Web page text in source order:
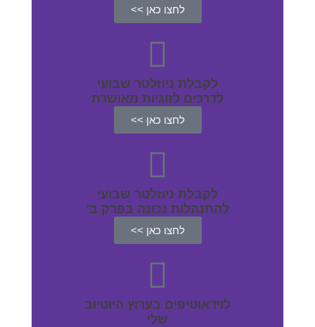
לחצו כאן >>
לקבלת ניוזלטר שבועי
לדרכים לזוגיות מאושרת
לחצו כאן >>
לקבלת ניוזלטר שבועי
להתנהלות נכונה בפרק ב'
לחצו כאן >>
לוידאוטיפים בערוץ היוטיוב
שלי